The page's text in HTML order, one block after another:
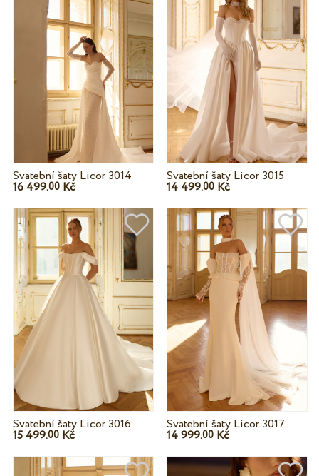
Svatební šaty Licor 3014
16 499.00Kč
Svatební šaty Licor 3015
14 499.00 Kč
Svatební šaty Licor 3016
15 499.00Kč
Svatební šaty Licor 3017
14 999.00 Kč